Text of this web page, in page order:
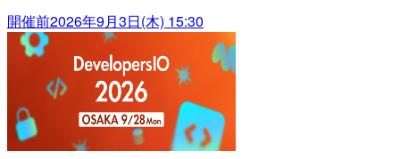
開催前2026年9月3日(木) 15:30